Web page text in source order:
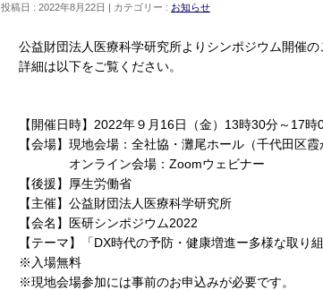
投稿日 : 2022年8月22日 カテゴリー : お知らせ
公益財団法人医療科学研究所よりシンポジウム開催の
詳細は以下をご覧ください。
【開催日時】2022年９月16日（金）13時30分～17時
【会場】現地会場：全社協・灘尾ホール（千代田区
オンライン会場：Zoomウェビナー
【後援】厚生労働省
【主催】公益財団法人医療科学研究所
【会名】医研シンポジウム2022
【テーマ】「DX時代の予防・健康増進ー多様な取り
※入場無料
※現地会場参加には事前のお申込みが必要です。